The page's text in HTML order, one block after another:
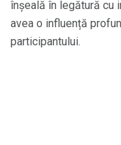
înșeală în legătură cu
avea o influență
participantului.